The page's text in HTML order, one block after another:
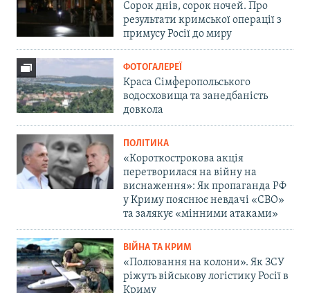
Сорок днів, сорок ночей. Про
результати кримської операції з
примусу Росії до миру
ФОТОГАЛЕРЕЇ
Краса Сімферопольського
водосховища та занедбаність
довкола
ПОЛІТИКА
«Короткострокова акція
перетворилася на війну на
виснаження»: Як пропаганда РФ
у Криму пояснює невдачі «СВО»
та залякує «мінними атаками»
ВІЙНА ТА КРИМ
«Полювання на колони». Як ЗСУ
ріжуть військову логістику Росії в
Криму